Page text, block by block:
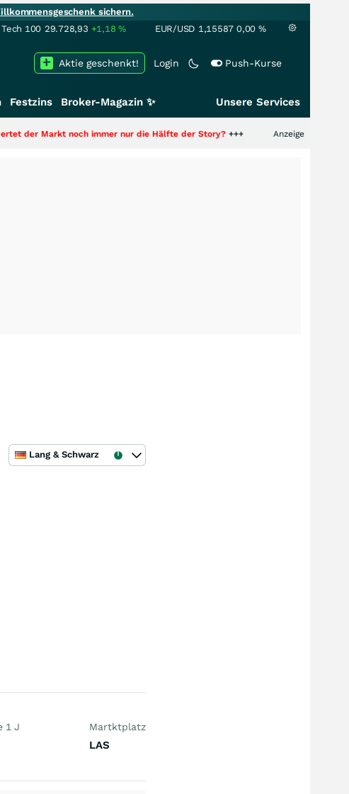
sichern.
Tech 100 29.728,93 +1,18% EUR/USD 1,15587 0,00 %
Login Push-Kurse
Aktie geschenkt!
Festzins Broker-Magazin ✨ Unsere Services
Markt noch immer nur die Hälfte der Story?+++ Anzeige
Lang & Schwarz
1 J Martktplatz
LAS